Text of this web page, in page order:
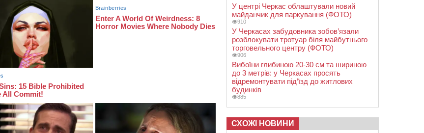
У центрі Черкас облаштували новий
майданчик для паркування (ФОТО)
910
У Черкасах забудовника зобов’язали
розблокувати тротуар біля майбутнього
торговельного центру (ФОТО)
906
Вибоїни глибиною 20-30 см та шириною
до 3 метрів: у Черкасах просять
відремонтувати під’їзд до житлових
будинків
885
СХОЖІ НОВИНИ